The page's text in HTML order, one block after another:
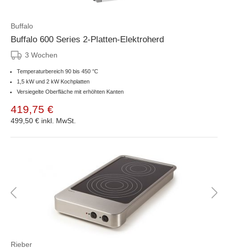
Buffalo
Buffalo 600 Series 2-Platten-Elektroherd
3 Wochen
Temperaturbereich 90 bis 450 °C
1,5 kW und 2 kW Kochplatten
Versiegelte Oberfläche mit erhöhten Kanten
419,75 €
499,50 € inkl. MwSt.
Rieber